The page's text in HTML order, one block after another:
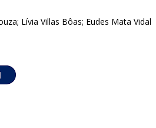
Lívia Villas Bôas; Eudes Mata Vidal